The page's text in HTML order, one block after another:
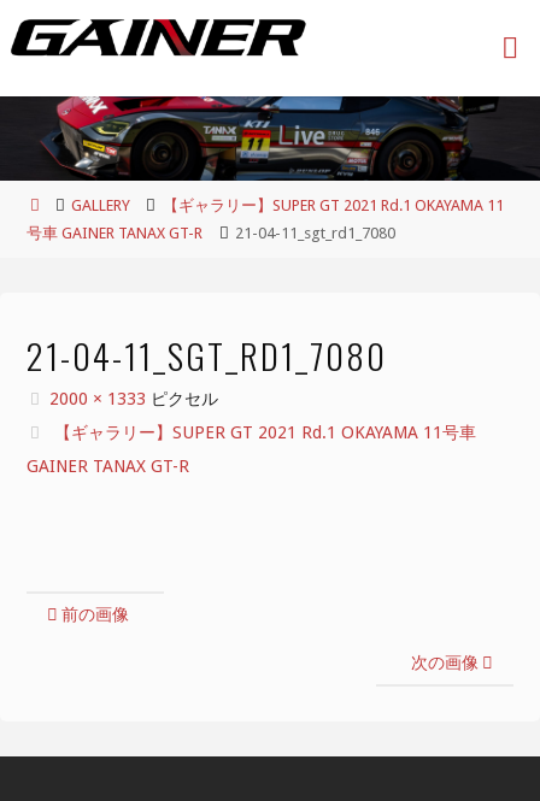
ン
ホ
ー
GALLERY
【ギャラリー】SUPER GT 2021 Rd.1 OKAYAMA 11
号車 GAINER TANAX GT-R
21-04-11_sgt_rd1_7080
21-04-11_SGT_RD1_7080
フ
ル
サ
2000 × 1333 ピクセル
【ギャラリー】SUPER GT 2021 Rd.1 OKAYAMA 11号車
GAINER TANAX GT-R
前の画像
次の画像